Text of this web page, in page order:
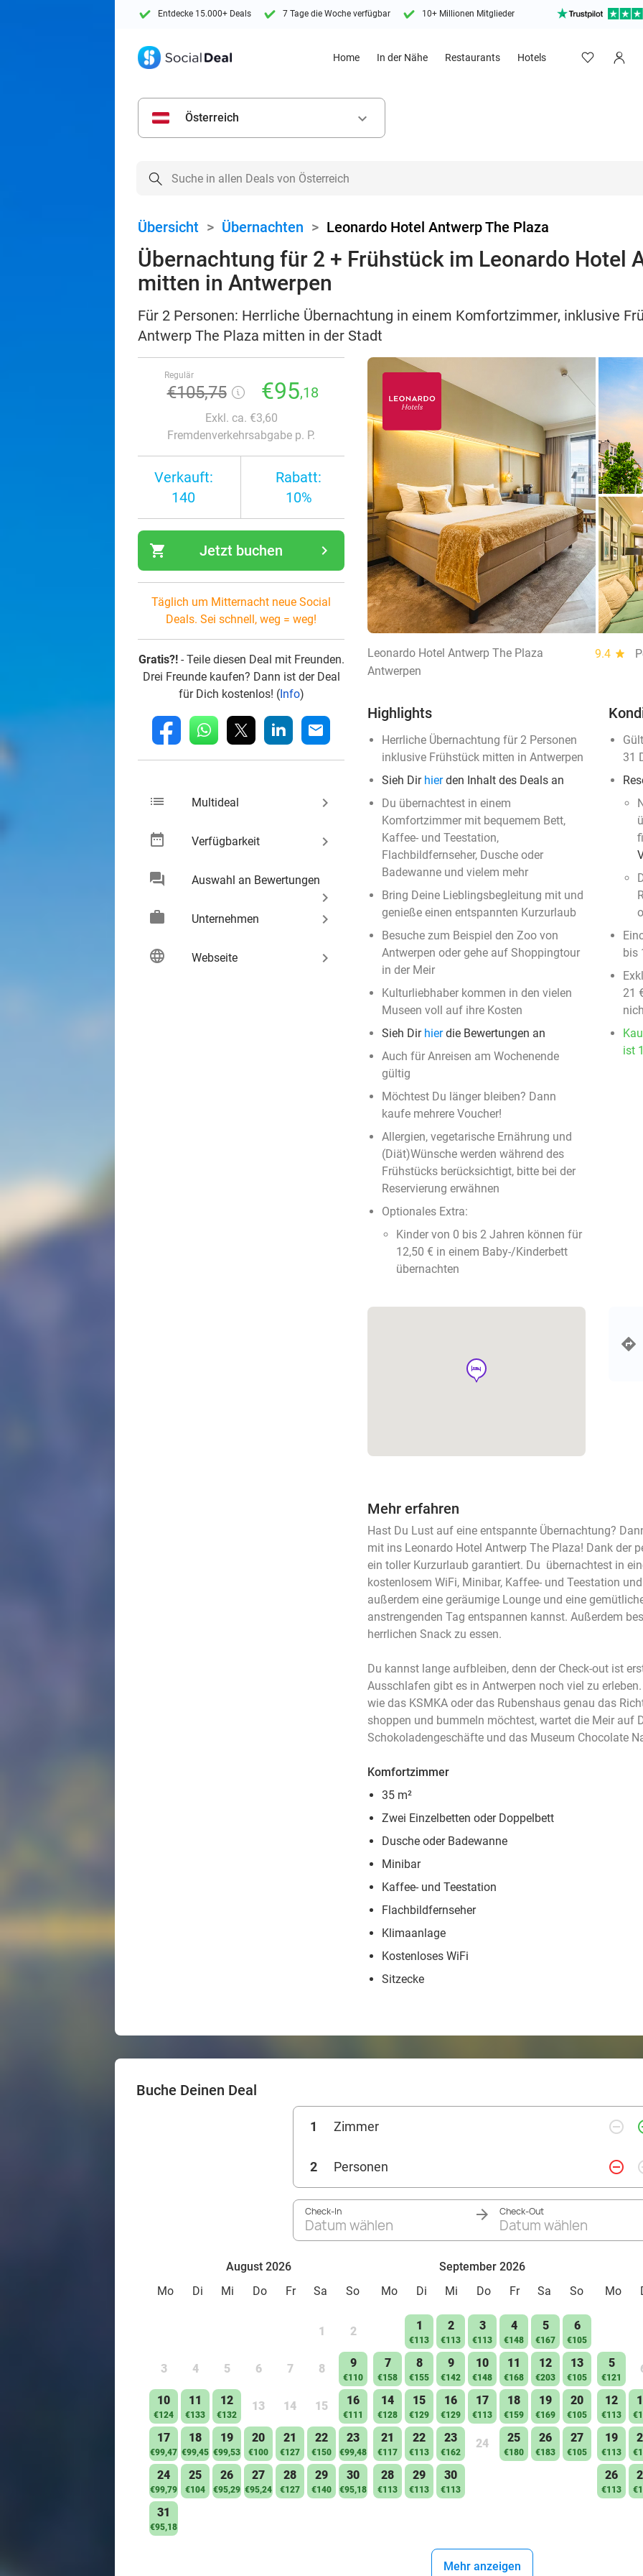
Entdecke 15.000+ Deals 7 Tage die Woche verfügbar 10+ Millionen Mitglieder
Home In der Nähe Restaurants Hotels
Österreich keyboard_arrow_down
Übersicht > Übernachten > Leonardo Hotel Antwerp The Plaza
Übernachtung für 2 + Frühstück im Leonardo Hotel
mitten in Antwerpen
Für 2 Personen: Herrliche Übernachtung in einem Komfortzimmer, inklusive
Antwerp The Plaza mitten in der Stadt
Regulär
€105,75 €95,18
Exkl. ca. €3,60
Fremdenverkehrsabgabe p. P.
Verkauft:
140
Rabatt:
10%
shopping_cart navigate_next
Jetzt buchen
Täglich um Mitternacht neue Social
Deals. Sei schnell, weg = weg!
Gratis?!- Teile diesen Deal mit Freunden.
Drei Freunde kaufen? Dann ist der Deal
für Dich kostenlos! (Info)
fb whatsapp linkedin mail
list Multideal keyboard_arrow_right
date_range Verfügbarkeit keyboard_arrow_right
chat Auswahl an Bewertungen
keyboard_arrow_right
work
Unternehmen keyboard_arrow_right
language Webseite keyboard_arrow_right
Leonardo Hotel Antwerp The Plaza 9.4 star
Antwerpen
Highlights
Herrliche Übernachtung für 2 Personen
inklusive Frühstück mitten in Antwerpen
Sieh Dir hierden Inhalt des Deals an
Du übernachtest in einem
Komfortzimmer mit bequemem Bett,
Kaffee- und Teestation,
Flachbildfernseher, Dusche oder
Badewanne und vielem mehr
Bring Deine Lieblingsbegleitung mit und
genieße einen entspannten Kurzurlaub
Besuche zum Beispiel den Zoo von
Antwerpen oder gehe auf Shoppingtour
in der Meir
Kulturliebhaber kommen in den vielen
Museen voll auf ihre Kosten
Sieh Dir hierdie Bewertungen an
Auch für Anreisen am Wochenende
gültig
Möchtest Du länger bleiben? Dann
kaufe mehrere Voucher!
Allergien, vegetarische Ernährung und
(Diät)Wünsche werden während des
Frühstücks berücksichtigt, bitte bei der
Reservierung erwähnen
Optionales Extra:
Kinder von 0 bis 2 Jahren können für
12,50 € in einem Baby-/Kinderbett
übernachten
31
bis
21
ist
hotel
Mehr erfahren
Hast Du Lust auf eine entspannte Übernachtung?
mit ins Leonardo Hotel Antwerp The Plaza! Dank der
ein toller Kurzurlaub garantiert. Du übernachtest in
kostenlosem WiFi, Minibar, Kaffee- und Teestation
außerdem eine geräumige Lounge und eine
anstrengenden Tag entspannen kannst. Außerdem
herrlichen Snack zu essen.
Du kannst lange aufbleiben, denn der Check-out ist
Ausschlafen gibt es in Antwerpen noch viel zu
wie das KSMKA oder das Rubenshaus genau das
shoppen und bummeln möchtest, wartet die Meir auf
Schokoladengeschäfte und das Museum Chocolate
Komfortzimmer
35 m²
Zwei Einzelbetten oder Doppelbett
Dusche oder Badewanne
Minibar
Kaffee- und Teestation
Flachbildfernseher
Klimaanlage
Kostenloses WiFi
Sitzecke
Buche Deinen Deal
1 Zimmer remove_circle_outline
2 Personen remove_circle_outline
Check-In
Datum wählen
Check-Out
Datum wählen
August 2026
Mo
Di Mi Do Fr Sa So
1 2
3 4 5 6 7 8 9
€110
10
€124
11
€133
12
€132
13 14 15 16
€111
17
€99,47
18
€99,45
19
€99,53
20
€100
21
€127
22
€150
23
€99,48
24
€99,79
25
€104
26
€95,29
27
€95,24
28
€127
29
€140
30
€95,18
31
€95,18
September 2026
Mo
Di Mi Do Fr Sa So
1
€113
2
€113
3
€113
4
€148
5
€167
6
€105
7
€158
8
€155
9
€142
10
€148
11
€168
12
€203
13
€105
14
€128
15
€129
16
€129
17
€113
18
€159
19
€169
20
€105
21
€117
22
€113
23
€162
24 25
€180
26
€183
27
€105
28
€113
29
€113
30
€113
Mo
5
€121
12
€113
19
€113
26
€113
Mehr anzeigen